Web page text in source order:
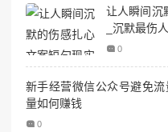
让人瞬间沉
_沉默最伤
0
新手经营微信公众号避免
量如何赚钱
0